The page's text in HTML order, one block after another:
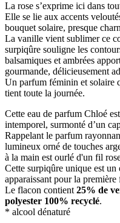
La rose s’exprime ici dans
Elle se lie aux accents
bouquet solaire, presque
La vanille vient sublimer ce
surpiqûre souligne les
balsamiques et ambrées
gourmande, délicieusement
Un parfum féminin et solaire
tient toute la journée.
Cette eau de parfum Chloé
intemporel, surmonté d’un
Rappelant le parfum
lumineux orné de touches
à la main est ourlé d'un fil
Cette surpiqûre unique est
apparaissant pour la
Le flacon contient 25% de
polyester 100% recyclé.
* alcool dénaturé